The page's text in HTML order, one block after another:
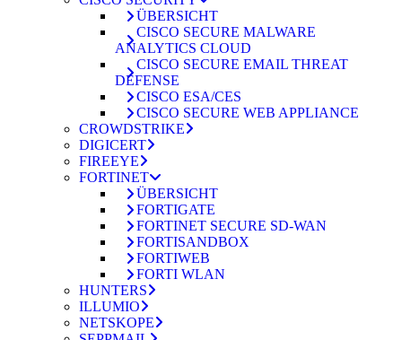
ÜBERSICHT
CISCO SECURE MALWARE
ANALYTICS CLOUD
CISCO SECURE EMAIL THREAT
DEFENSE
CISCO ESA/CES
CISCO SECURE WEB APPLIANCE
CROWDSTRIKE
DIGICERT
FIREEYE
FORTINET
ÜBERSICHT
FORTIGATE
FORTINET SECURE SD-WAN
FORTISANDBOX
FORTIWEB
FORTI WLAN
HUNTERS
ILLUMIO
NETSKOPE